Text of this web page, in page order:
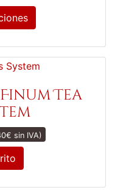
Tea
€ sin IVA)